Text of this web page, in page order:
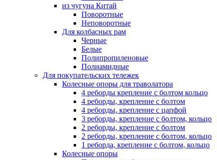
из чугуна Китай
Поворотные
Неповоротные
Для колбасных рам
Черные
Белые
Полипропиленовые
Полиамидные
Для покупательских тележек
Колесные опоры для траволатора
4 реборды крепление с болтом кольцо
4 реборды, крепление с болтом
4 реборды, крепление с цапфой
3 реборды, крепление с болтом, кольцо
2 реборды, крепление с болтом
2 реборды, крепление с болтом, кольцо
1 реборда, крепление с болтом, кольцо
Колесные опоры